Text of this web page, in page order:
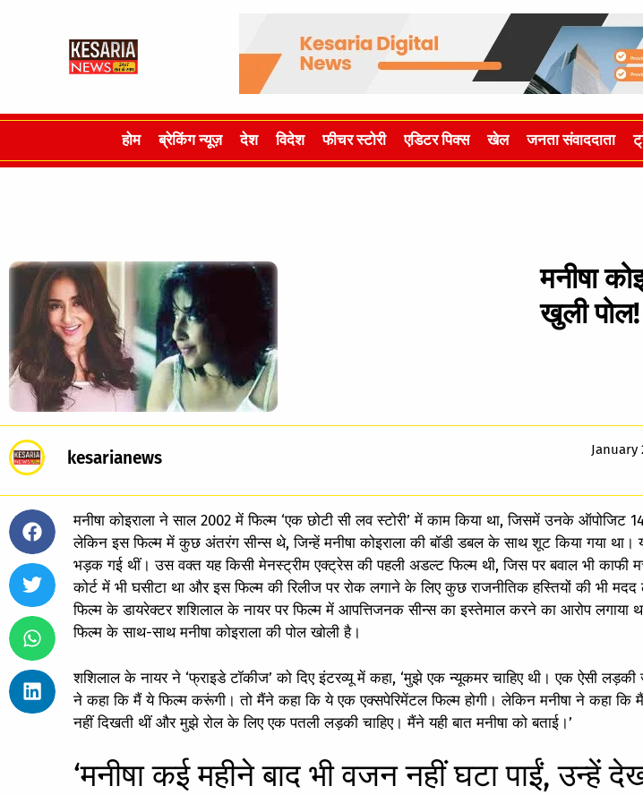
होम ब्रेकिंग न्यूज़ देश विदेश फीचर स्टोरी एडिटर पिक्स खेल जनता संवाददाता
मनीषा
खुली
kesarianews January
मनीषा कोइराला ने साल 2002 में फिल्म ‘एक छोटी सी लव स्टोरी’ में काम किया था, जिसमें उनके
लेकिन इस फिल्म में कुछ अंतरंग सीन्स थे, जिन्हें मनीषा कोइराला की बॉडी डबल के साथ शूट किया गया था।
भड़क गई थीं। उस वक्त यह किसी मेनस्ट्रीम एक्ट्रेस की पहली अडल्ट फिल्म थी, जिस पर बवाल भी काफी
कोर्ट में भी घसीटा था और इस फिल्म की रिलीज पर रोक लगाने के लिए कुछ राजनीतिक हस्तियों की भी मदद
फिल्म के डायरेक्टर शशिलाल के नायर पर फिल्म में आपत्तिजनक सीन्स का इस्तेमाल करने का आरोप लगाया
फिल्म के साथ-साथ मनीषा कोइराला की पोल खोली है।
शशिलाल के नायर ने ‘फ्राइडे टॉकीज’ को दिए इंटरव्यू में कहा, ‘मुझे एक न्यूकमर चाहिए थी। एक ऐसी
ने कहा कि मैं ये फिल्म करूंगी। तो मैंने कहा कि ये एक एक्सपेरिमेंटल फिल्म होगी। लेकिन मनीषा ने कहा कि
नहीं दिखती थीं और मुझे रोल के लिए एक पतली लड़की चाहिए। मैंने यही बात मनीषा को बताई।’
‘मनीषा कई महीने बाद भी वजन नहीं घटा पाईं, उन्हें